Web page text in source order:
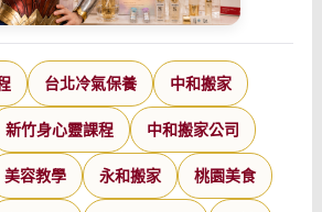
台北冷氣保養 中和搬家
新竹身心靈課程 中和搬家公司
美容教學 永和搬家 桃園美食